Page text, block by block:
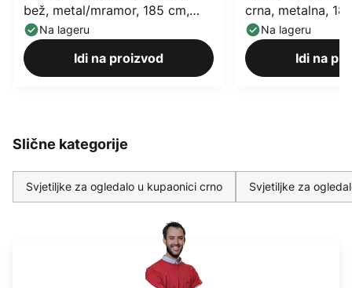
bež, metal/mramor, 185 cm,
E27Na lageru
Idi na proizvod
crna, metalna,
Na lageru
Idi na
Slične kategorije
Svjetiljke za ogledalo u kupaonici crno Svjetiljke za